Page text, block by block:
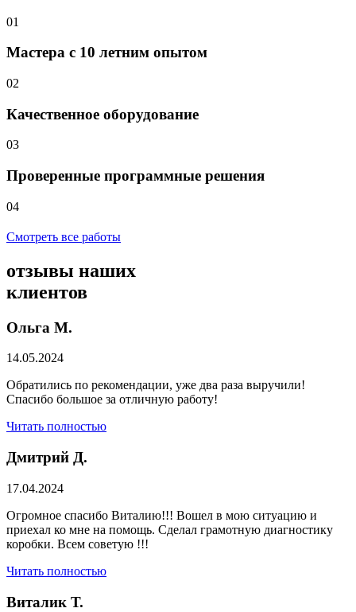
01
Мастера с 10 летним опытом
02
Качественное оборудование
03
Проверенные программные решения
04
Смотреть все работы
отзывы наших
клиентов
Ольга М.
14.05.2024
Обратились по рекомендации, уже два раза выручили!
Спасибо большое за отличную работу!
Читать полностью
Дмитрий Д.
17.04.2024
Огромное спасибо Виталию!!! Вошел в мою ситуацию и
приехал ко мне на помощь. Сделал грамотную диагностику
коробки. Всем советую !!!
Читать полностью
Виталик Т.